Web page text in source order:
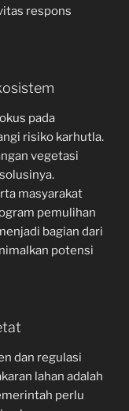
respons
pada
risiko karhutla.
vegetasi
masyarakat
pemulihan
bagian dari
potensi
dan regulasi
lahan adalah
perlu